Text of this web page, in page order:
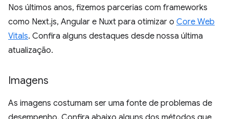
Nos últimos anos, fizemos parcerias com frameworks
como Next.js, Angular e Nuxt para otimizar o Core Web
Vitals. Confira alguns destaques desde nossa última
atualização.
Imagens
As imagens costumam ser uma fonte de problemas de